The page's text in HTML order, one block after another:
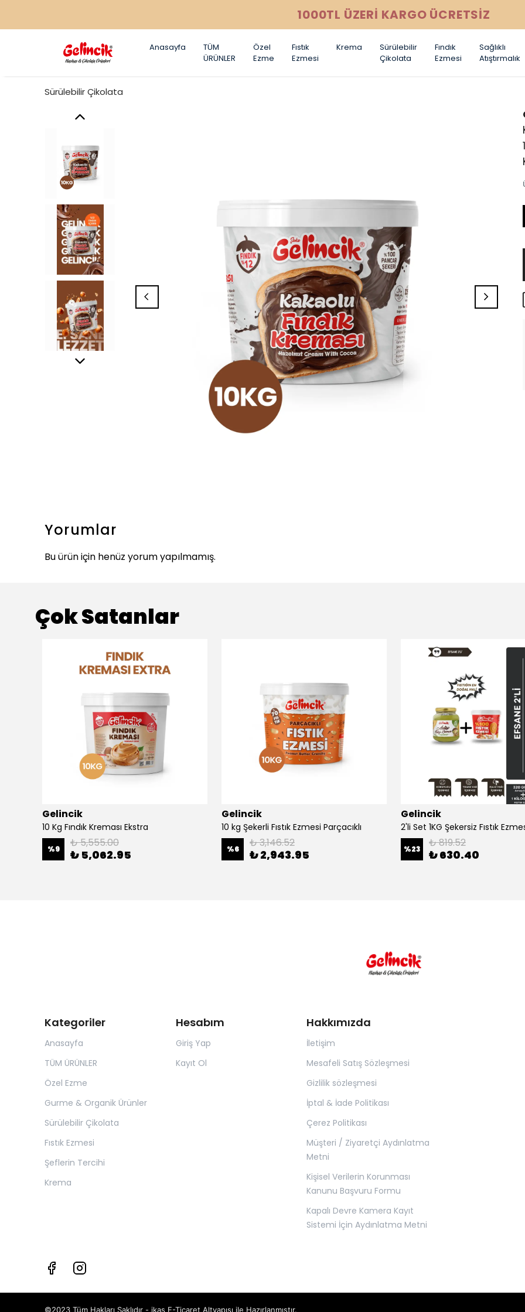
1000TL ÜZERİ KARGO ÜCRETSİZ
Anasayfa
TÜM
ÜRÜNLER
Özel
Ezme
Fıstık
Ezmesi
Krema
Sürülebilir
Çikolata
Fındık
Ezmesi
Sağlıklı
Atıştırmalık
Sürülebilir Çikolata
Yorumlar
Bu ürün için henüz yorum yapılmamış.
Çok Satanlar
Gelincik
10 Kg Fındık Kreması Ekstra
%9 ₺ 5,555.00
₺ 5,062.95
Gelincik
10 kg Şekerli Fıstık Ezmesi Parçacıklı
%6 ₺ 3,146.52
₺ 2,943.95
Gelincik
%23 ₺ 819.52
₺ 630.40
Kategoriler
Anasayfa
TÜM ÜRÜNLER
Özel Ezme
Gurme & Organik Ürünler
Sürülebilir Çikolata
Fıstık Ezmesi
Şeflerin Tercihi
Krema
Hesabım
Giriş Yap
Kayıt Ol
Hakkımızda
İletişim
Mesafeli Satış Sözleşmesi
Gizlilik sözleşmesi
İptal & İade Politikası
Çerez Politikası
Müşteri / Ziyaretçi Aydınlatma
Metni
Kişisel Verilerin Korunması
Kanunu Başvuru Formu
Kapalı Devre Kamera Kayıt
Sistemi İçin Aydınlatma Metni
©2023 Tüm Hakları Saklıdır - ikas E-Ticaret Altyapısı ile Hazırlanmıştır.